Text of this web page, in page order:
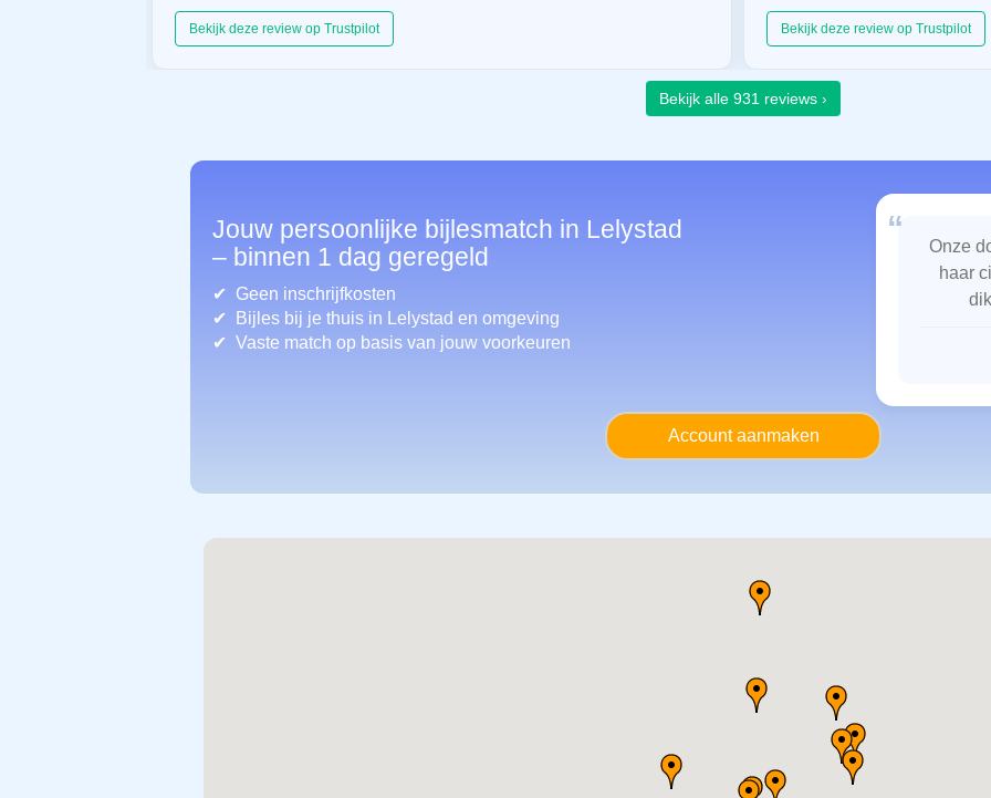
Bekijk deze review op Trustpilot Bekijk deze review op Trustpilot
Bekijk alle 931 reviews ›
Jouw persoonlijke bijlesmatch in Lelystad
– binnen 1 dag geregeld
Geen inschrijfkosten
Bijles bij je thuis in Lelystad en omgeving
Vaste match op basis van jouw voorkeuren
“
Onze
haar
Account aanmaken